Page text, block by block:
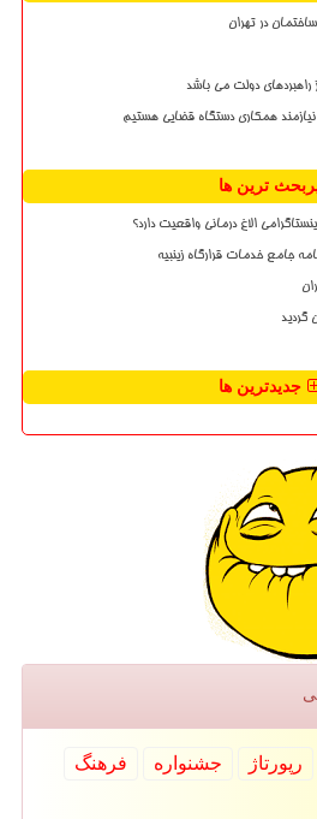
دولت می باشد
همکاری دستگاه قضایی هستیم
ترین ها
الاغ درمانی واقعیت دارد؟
جدیدترین ها
رپورتاژ جشنواره
فرهنگ